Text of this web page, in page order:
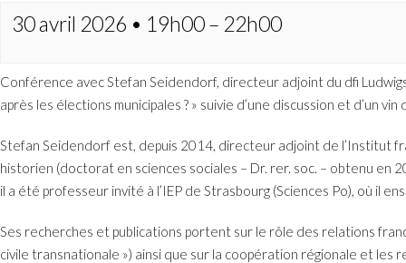
30 avril 2026 • 19h00– 22h00
Conférence avec Stefan Seidendorf, directeur adjoint du dfi
après les élections municipales ? » suivie d’une discussion et d’un vin
Stefan Seidendorf est, depuis 2014, directeur adjoint de l’Institut
historien (doctorat en sciences sociales – Dr. rer. soc. – obtenu en
il a été professeur invité à l’IEP de Strasbourg (Sciences Po), où il
Ses recherches et publications portent sur le rôle des relations
civile transnationale ») ainsi que sur la coopération régionale et